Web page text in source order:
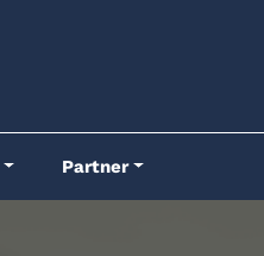
Partner